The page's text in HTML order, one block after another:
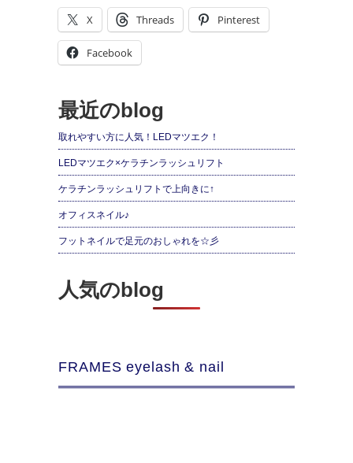
X Threads Pinterest
Facebook
最近のblog
取れやすい方に人気！LEDマツエク！
LEDマツエク×ケラチンラッシュリフト
ケラチンラッシュリフトで上向きに↑
オフィスネイル♪
フットネイルで足元のおしゃれを☆彡
人気のblog
FRAMES eyelash & nail